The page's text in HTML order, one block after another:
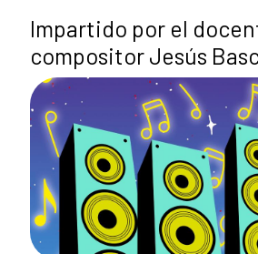
Impartido por el
compositor Jesús